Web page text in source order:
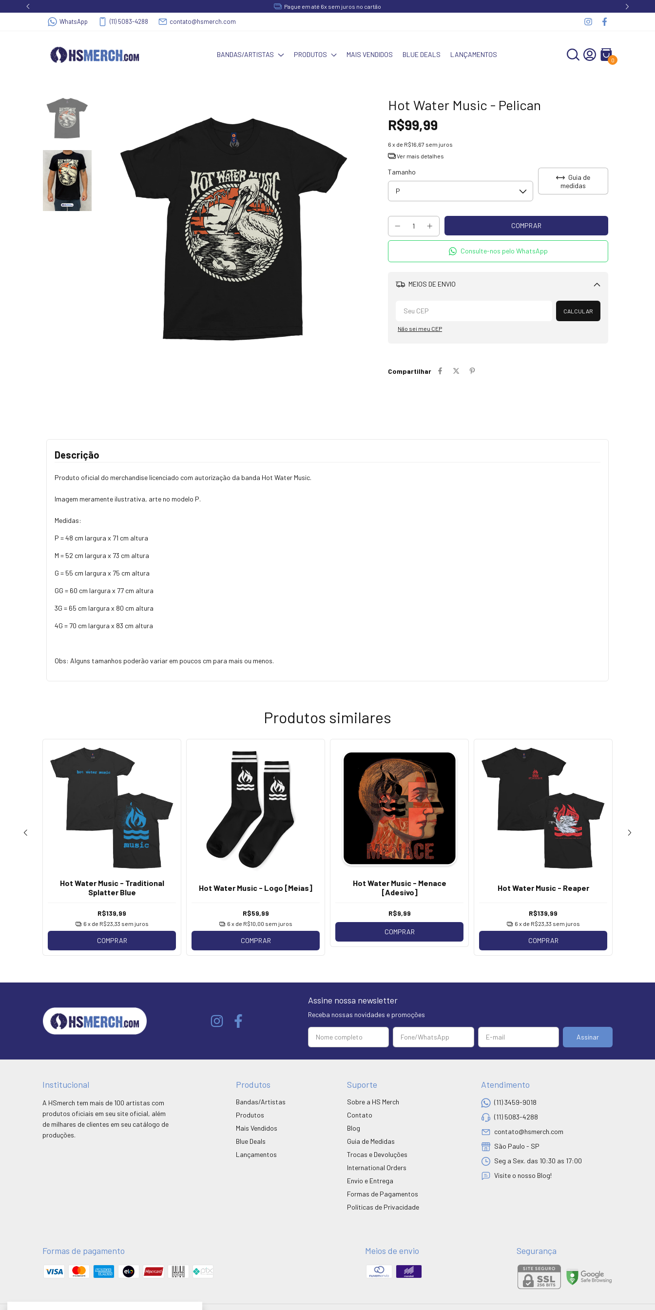
Pague em até 6x sem juros no cartão
WhatsApp (11) 5083-4288 contato@hsmerch.com
BANDAS/ARTISTAS PRODUTOS MAIS VENDIDOS BLUE DEALS LANÇAMENTOS
0
Hot Water Music - Pelican
R$99,99
6 x de R$16,67 sem juros
Ver mais detalhes
Tamanho
Guia de
medidas
Consulte-nos pelo WhatsApp
MEIOS DE ENVIO
Alterar CEP
CALCULAR
Não sei meu CEP
Compartilhar
Descrição
Produto oficial do merchandise licenciado com autorização da banda Hot Water Music.
Imagem meramente ilustrativa, arte no modelo P.
Medidas:
P = 48 cm largura x 71 cm altura
M = 52 cm largura x 73 cm altura
G = 55 cm largura x 75 cm altura
GG = 60 cm largura x 77 cm altura
3G = 65 cm largura x 80 cm altura
4G = 70 cm largura x 83 cm altura
Obs: Alguns tamanhos poderão variar em poucos cm para mais ou menos.
Produtos similares
Hot Water Music - Traditional
Splatter Blue
R$139,99
6 x de R$23,33 sem juros
COMPRAR
Hot Water Music - Logo [Meias]
R$59,99
6 x de R$10,00 sem juros
COMPRAR
Hot Water Music - Menace
[Adesivo]
R$9,99
COMPRAR
Hot Water Music - Reaper
R$139,99
6 x de R$23,33 sem juros
COMPRAR
Assine nossa newsletter
Receba nossas novidades e promoções
Institucional
A HSmerch tem mais de 100 artistas com
produtos oficiais em seu site oficial, além
de milhares de clientes em seu catálogo de
produções.
Produtos
Bandas/Artistas
Produtos
Mais Vendidos
Blue Deals
Lançamentos
Suporte
Sobre a HS Merch
Contato
Blog
Guia de Medidas
Trocas e Devoluções
International Orders
Envio e Entrega
Formas de Pagamentos
Políticas de Privacidade
Atendimento
(11) 3459-9018
(11) 5083-4288
contato@hsmerch.com
São Paulo - SP
Seg a Sex. das 10:30 as 17:00
Visite o nosso Blog!
Formas de pagamento Meios de envio Segurança